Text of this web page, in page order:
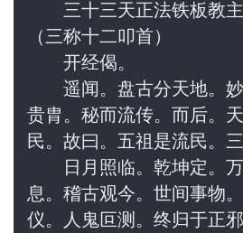
三十三天正法铁板教主
（三称十二叩首）
开经偈。
遥闻。盘古分天地。妙
贵胄。秘而流传。而后。
民。故曰。五祖是流民。三
日月照临。乾坤定。万
息。稽古观今。世间事物
仪。人鬼叵测。终归于正